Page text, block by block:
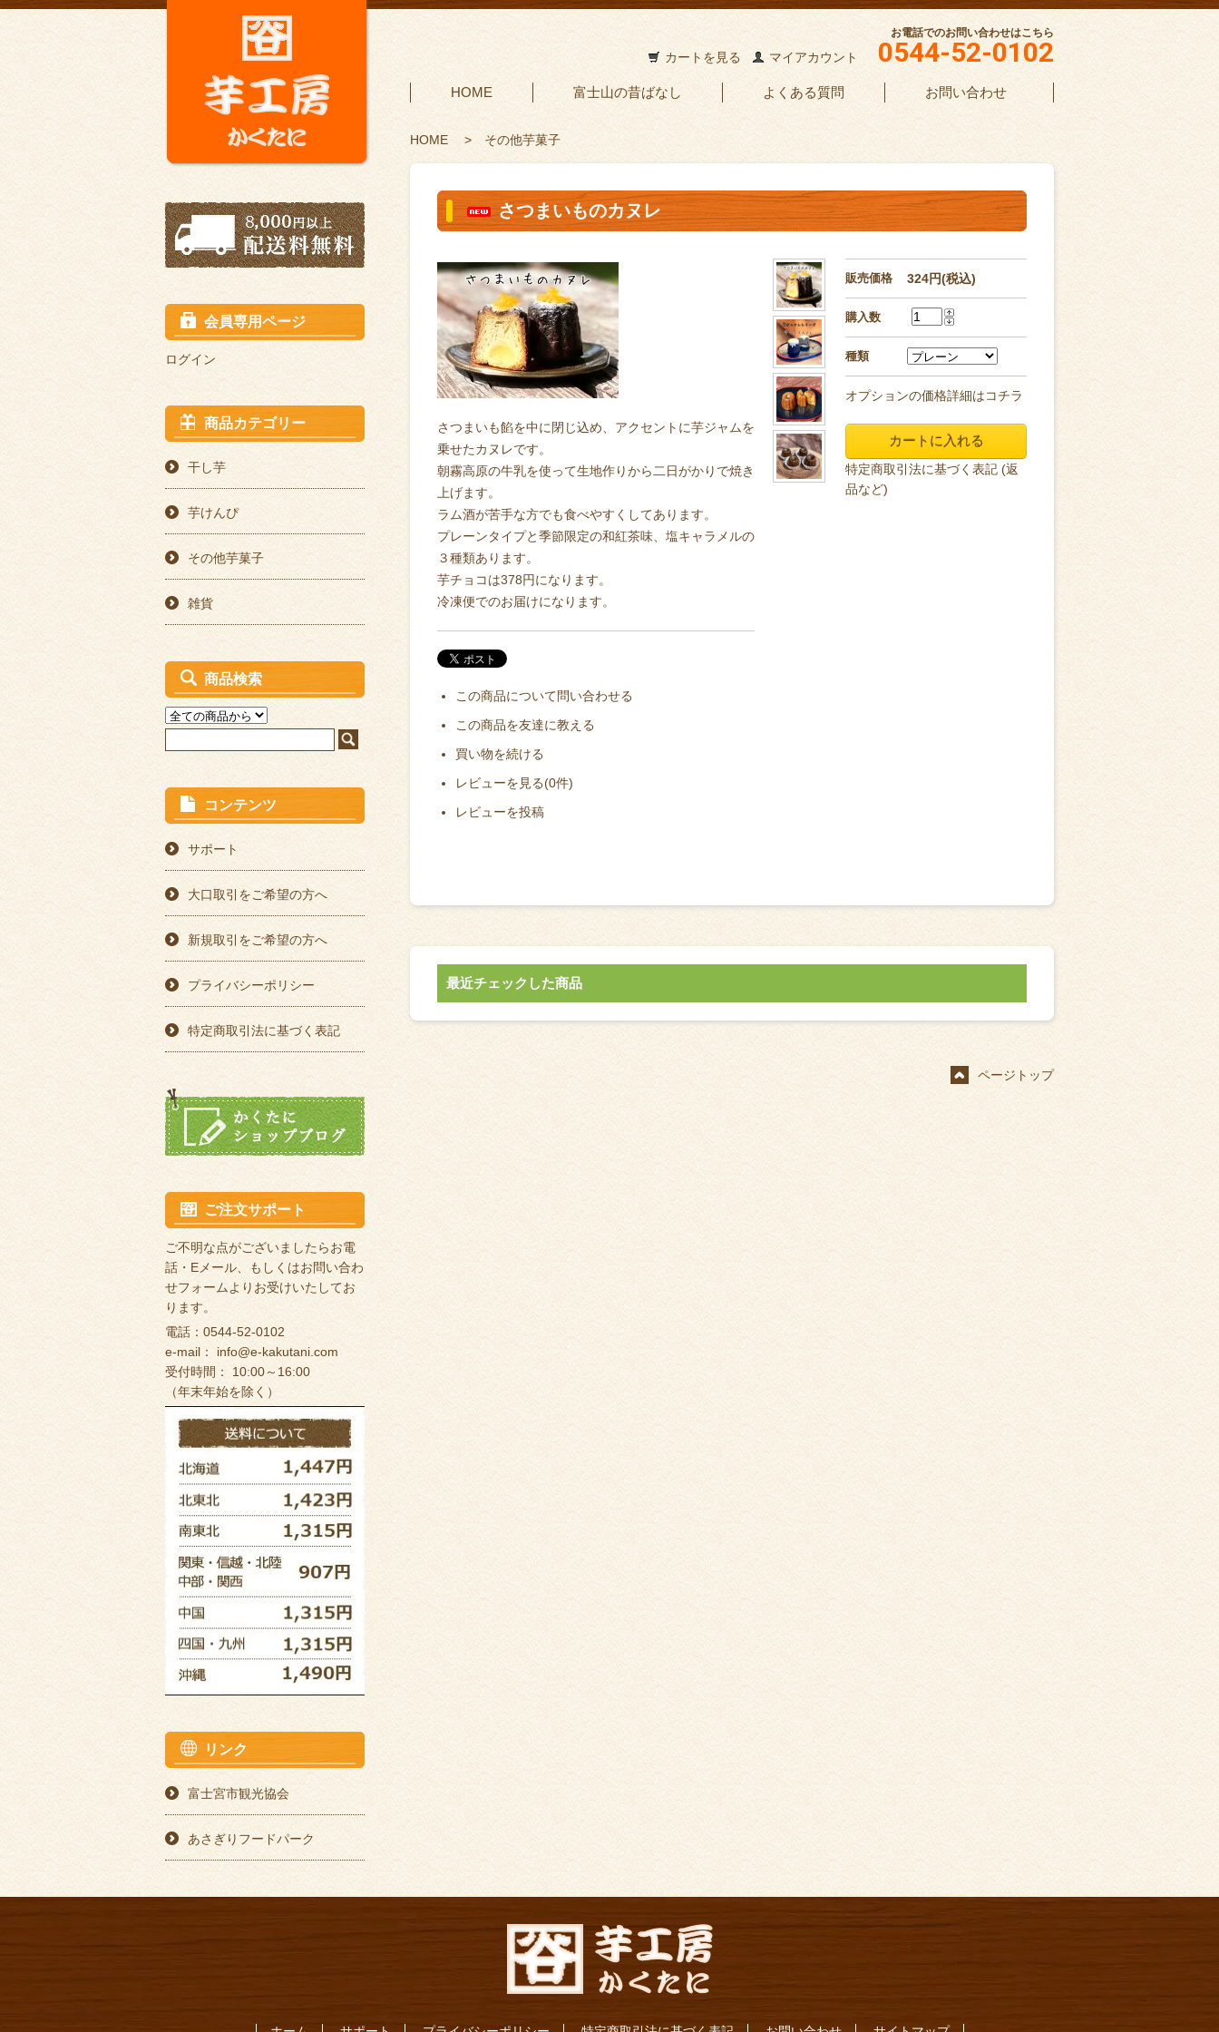
お電話でのお問い合わせはこちら
0544-52-0102
カートを見る マイアカウント
HOME 富士山の昔ばなし よくある質問 お問い合わせ
HOME > その他芋菓子
さつまいものカヌレ
販売価格 324円(税込)
購入数
種類
オプションの価格詳細はコチラ
特定商取引法に基づく表記 (返
品など)
さつまいも餡を中に閉じ込め、アクセントに芋ジャムを
乗せたカヌレです。
朝霧高原の牛乳を使って生地作りから二日がかりで焼き
上げます。
ラム酒が苦手な方でも食べやすくしてあります。
プレーンタイプと季節限定の和紅茶味、塩キャラメルの
３種類あります。
芋チョコは378円になります。
冷凍便でのお届けになります。
この商品について問い合わせる
この商品を友達に教える
買い物を続ける
レビューを見る(0件)
レビューを投稿
最近チェックした商品
ページトップ
会員専用ページ
ログイン
商品カテゴリー
干し芋
芋けんぴ
その他芋菓子
雑貨
商品検索
コンテンツ
サポート
大口取引をご希望の方へ
新規取引をご希望の方へ
プライバシーポリシー
特定商取引法に基づく表記
ご注文サポート
ご不明な点がございましたらお電
話・Eメール、もしくはお問い合わ
せフォーム よりお受けいたしてお
ります。
電話：0544-52-0102
e-mail： info@e-kakutani.com
受付時間： 10:00～16:00
（年末年始を除く）
リンク
富士宮市観光協会
あさぎりフードパーク